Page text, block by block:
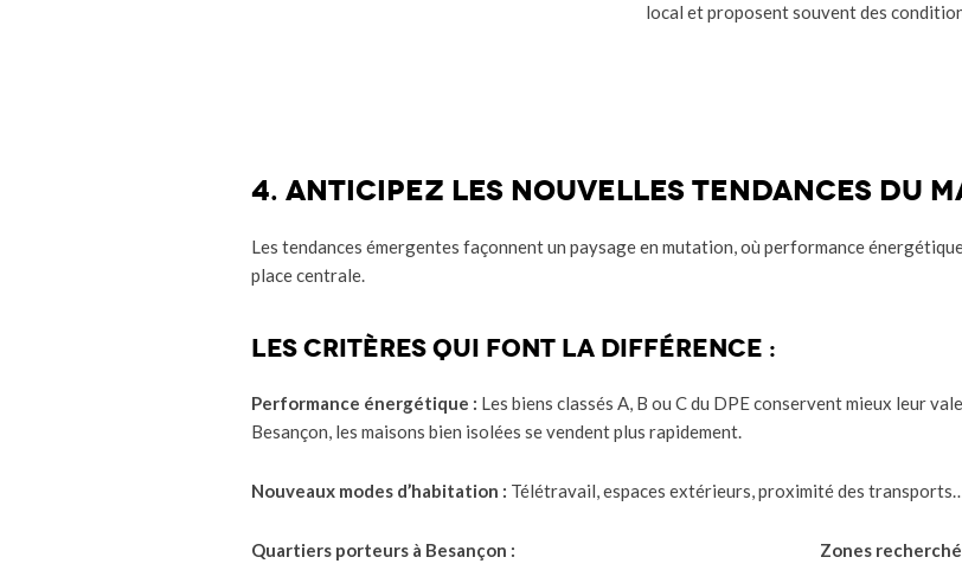
local et proposent souvent des
4. Anticipez les nouvelles tendances du
Les tendances émergentes façonnent un paysage en mutation, où performance
place centrale.
Les critères qui font la différence :
Performance énergétique : Les biens classés A, B ou C du DPE conservent mieux leur
Besançon, les maisons bien isolées se vendent plus rapidement.
Nouveaux modes d’habitation : Télétravail, espaces extérieurs, proximité des
Quartiers porteurs à Besançon : Zones